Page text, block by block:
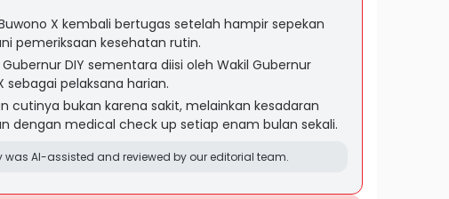
X kembali bertugas setelah hampir sepekan
pemeriksaan kesehatan rutin.
DIY sementara diisi oleh Wakil Gubernur
sebagai pelaksana harian.
cutinya bukan karena sakit, melainkan kesadaran
dengan medical check up setiap enam bulan sekali.
AI-assisted and reviewed by our editorial team.